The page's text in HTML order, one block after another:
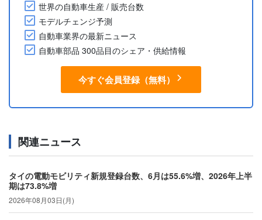
世界の自動車生産 / 販売台数
モデルチェンジ予測
自動車業界の最新ニュース
自動車部品 300品目のシェア・供給情報
今すぐ会員登録（無料）
関連ニュース
タイの電動モビリティ新規登録台数、6月は55.6%増、2026年上半
期は73.8%増
2026年08月03日(月)